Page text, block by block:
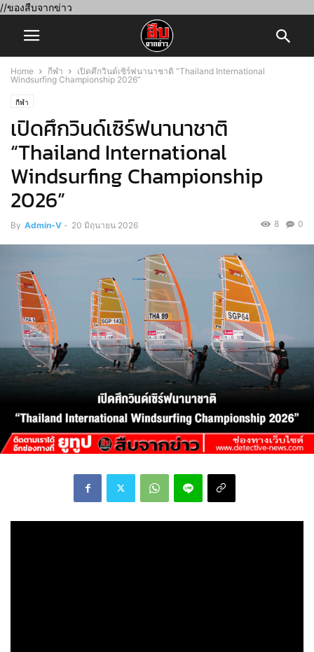
//ของสืบจากข่าว
Home กีฬา
เปิดศึกวินด์เซิร์ฟนานาชาติ “Thailand International
Windsurfing Championship 2026”
กีฬา
เปิดศึกวินด์เซิร์ฟนานาชาติ
“Thailand International
Windsurfing Championship
2026”
By Admin-V - 20 มิถุนายน 2026 0
8